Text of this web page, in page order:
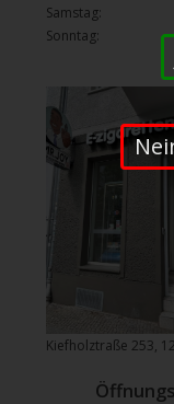
Kiefholztraße 253,
Samstag:
Sonntag: